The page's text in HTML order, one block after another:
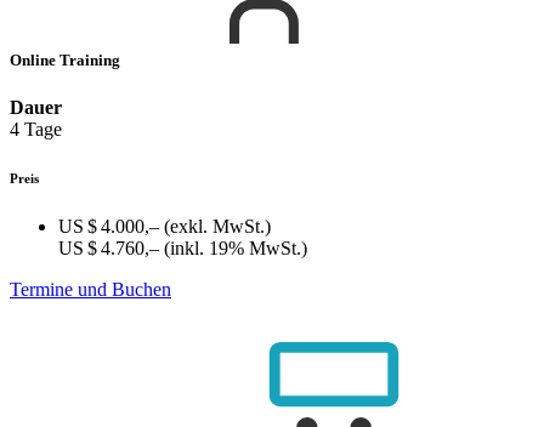
Online Training
Dauer
4 Tage
Preis
US $ 4.000,– (exkl. MwSt.)
US $ 4.760,– (inkl. 19% MwSt.)
Termine und Buchen